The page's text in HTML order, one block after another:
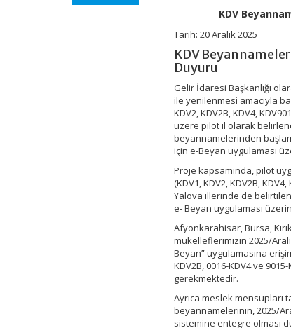
KDV
Tarih:20 Aralık 2025
KDV
Duyuru
Gelir İdaresi Başkanlığı
ile yenilenmesi amacıyla
KDV2, KDV2B, KDV4,
üzere pilot il olarak
beyannamelerinden
için e-Beyan uygulaması
Proje kapsamında, pilot
(KDV1, KDV2, KDV2B,
Yalova illerinde de
e- Beyan uygulaması
Afyonkarahisar, Bursa,
mükelleflerimizin 2025/
Beyan” uygulamasına
KDV2B, 0016-KDV4 ve
gerekmektedir.
Ayrıca meslek
beyannamelerinin, 2025/
sistemine entegre olması